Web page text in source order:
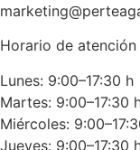
Horario de
Lunes: 9:00–17:30 h
Martes: 9:00–17:30
Miércoles:
Jueves: 9:00–17:30